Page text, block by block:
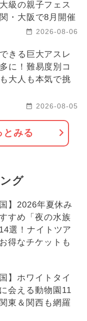
級の親子フェス
・大阪で8月開催
2026-08-06
きる巨大アスレ
に！難易度別コ
大人も本気で挑
2026-08-05
とみる
グ
国】2026年夏休み
すめ「夜の水族
選！ナイトツア
得なチケットも
国】ホワイトタイ
会える動物園11
東＆関西も網羅